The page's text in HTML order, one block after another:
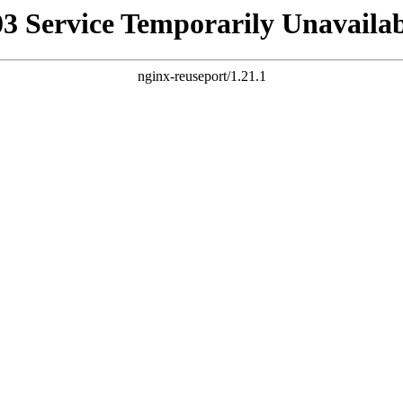
Service Temporarily
nginx-reuseport/1.21.1